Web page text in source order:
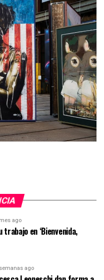
ago
trabajo en ‘Bienvenida,
ago